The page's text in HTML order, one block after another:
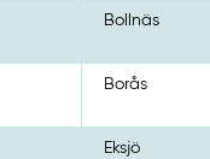
Bollnäs
Borås
Eksjö